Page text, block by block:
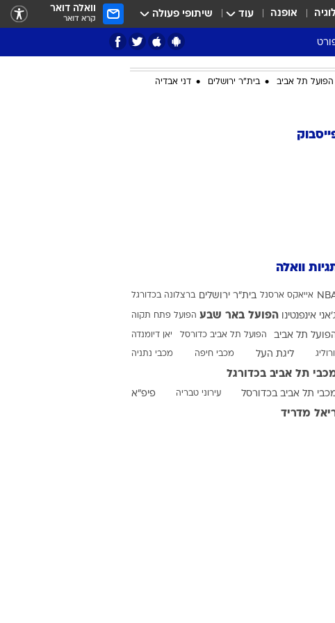
אופנה עוד שיתופי פעולה וואלה דואר
קרא דואר
ספורט1
מחוץ לקווים
הפועל תל אביב בית"ר ירושלים דני אבדיה
וואלה
אייאקס ארסנל בית"ר ירושלים ברצלונה בכדורגל
אינפנטינו הפועל באר שבע הפועל פתח תקוה
תל אביב הפועל תל אביב כדורסל יאן דיומנדה
ליגת העל מכבי חיפה מכבי נתניה
תל אביב בכדורגל
תל אביב בכדורסל עירוני טבריה פיפ"א
מדריד